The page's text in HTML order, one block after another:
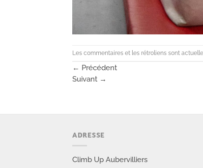
Les commentaires et les rétroliens sont
← Précédent
Suivant →
ADRESSE
Climb Up Aubervilliers